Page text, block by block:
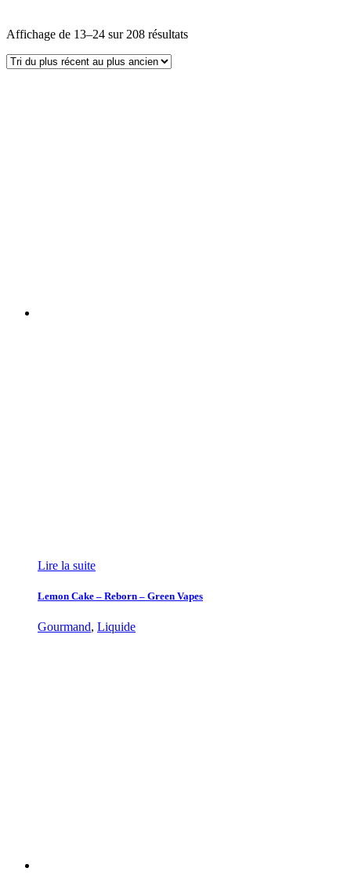
Affichage de 13–24 sur 208 résultats
Lire la suite
Lemon Cake – Reborn – Green Vapes
Gourmand, Liquide